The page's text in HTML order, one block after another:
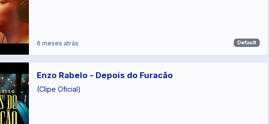
6 meses atrás Default
Enzo Rabelo - Depois do Furacão
(Clipe Oficial)